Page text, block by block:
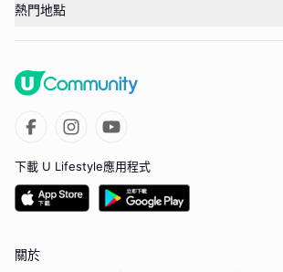
熱門地點
下載 U Lifestyle應用程式
關於